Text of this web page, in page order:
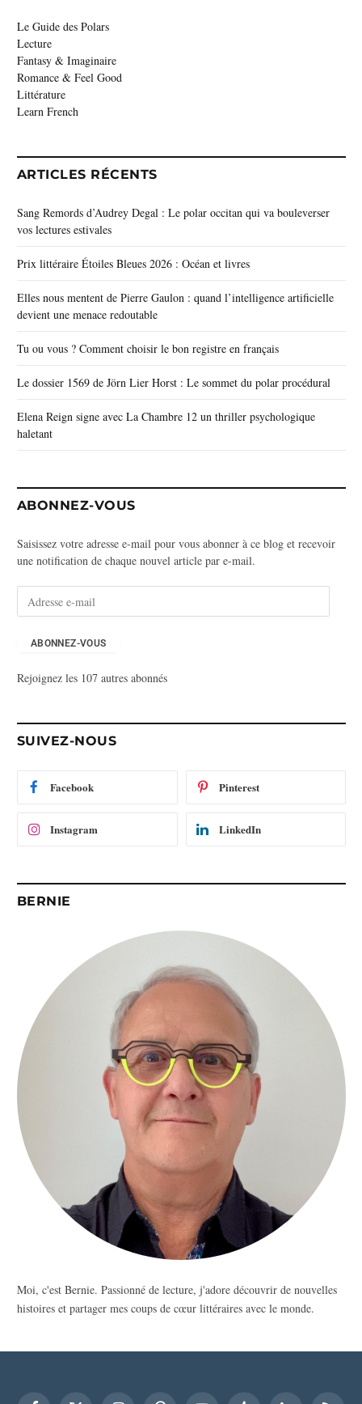
Le Guide des Polars
Lecture
Fantasy & Imaginaire
Romance & Feel Good
Littérature
Learn French
ARTICLES RÉCENTS
Sang Remords d’Audrey Degal : Le polar occitan qui va bouleverser
vos lectures estivales
Prix littéraire Étoiles Bleues 2026 : Océan et livres
Elles nous mentent de Pierre Gaulon : quand l’intelligence artificielle
devient une menace redoutable
Tu ou vous ? Comment choisir le bon registre en français
Le dossier 1569 de Jörn Lier Horst : Le sommet du polar procédural
Elena Reign signe avec La Chambre 12 un thriller psychologique
haletant
ABONNEZ-VOUS
Saisissez votre adresse e-mail pour vous abonner à ce blog et recevoir
une notification de chaque nouvel article par e-mail.
s
-
m
ABONNEZ-VOUS
Rejoignez les 107 autres abonnés
SUIVEZ-NOUS
Facebook Pinterest
Instagram LinkedIn
BERNIE
Moi, c'est Bernie. Passionné de lecture, j'adore découvrir de nouvelles
histoires et partager mes coups de cœur littéraires avec le monde.